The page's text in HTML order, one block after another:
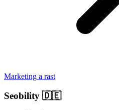
Marketing a rast
Seobility 🇩🇪